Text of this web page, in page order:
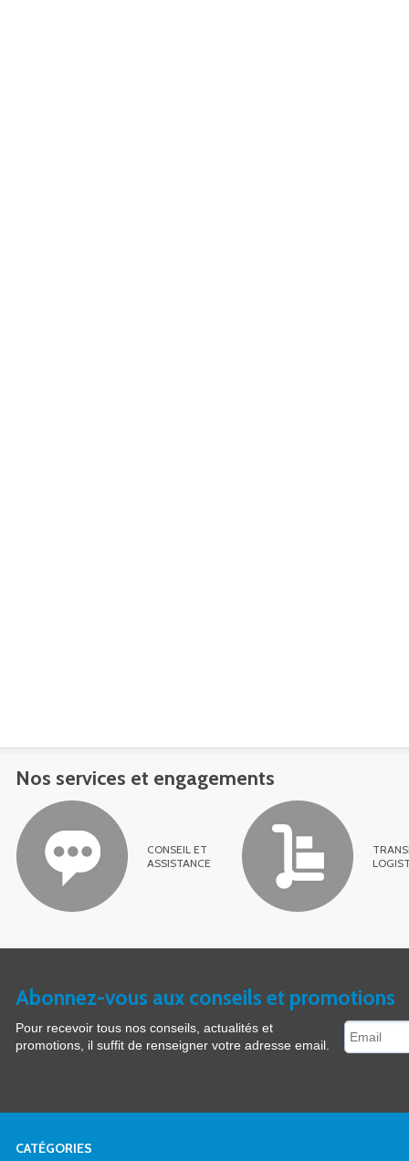
Nos services et engagements
CONSEIL ET
ASSISTANCE
Abonnez-vous aux conseils et promotions
Pour recevoir tous nos conseils, actualités et
promotions, il suffit de renseigner votre adresse email.
CATÉGORIES